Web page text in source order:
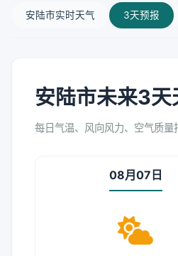
安陆市实时天气 3天预报
安陆市未来3天
每日气温、风向风力、空气质
08月07日